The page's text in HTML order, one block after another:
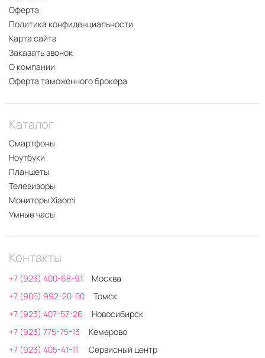
Оферта
Политика конфиденциальности
Карта сайта
Заказать звонок
О компании
Оферта таможенного брокера
Каталог
Смартфоны
Ноутбуки
Планшеты
Телевизоры
Мониторы Xiaomi
Умные часы
Контакты
+7 (923) 400-68-91
Москва
+7 (905) 992-20-00
Томск
+7 (923) 407-57-26
Новосибирск
+7 (923) 775-75-13
Кемерово
+7 (923) 405-41-11
Сервисный центр